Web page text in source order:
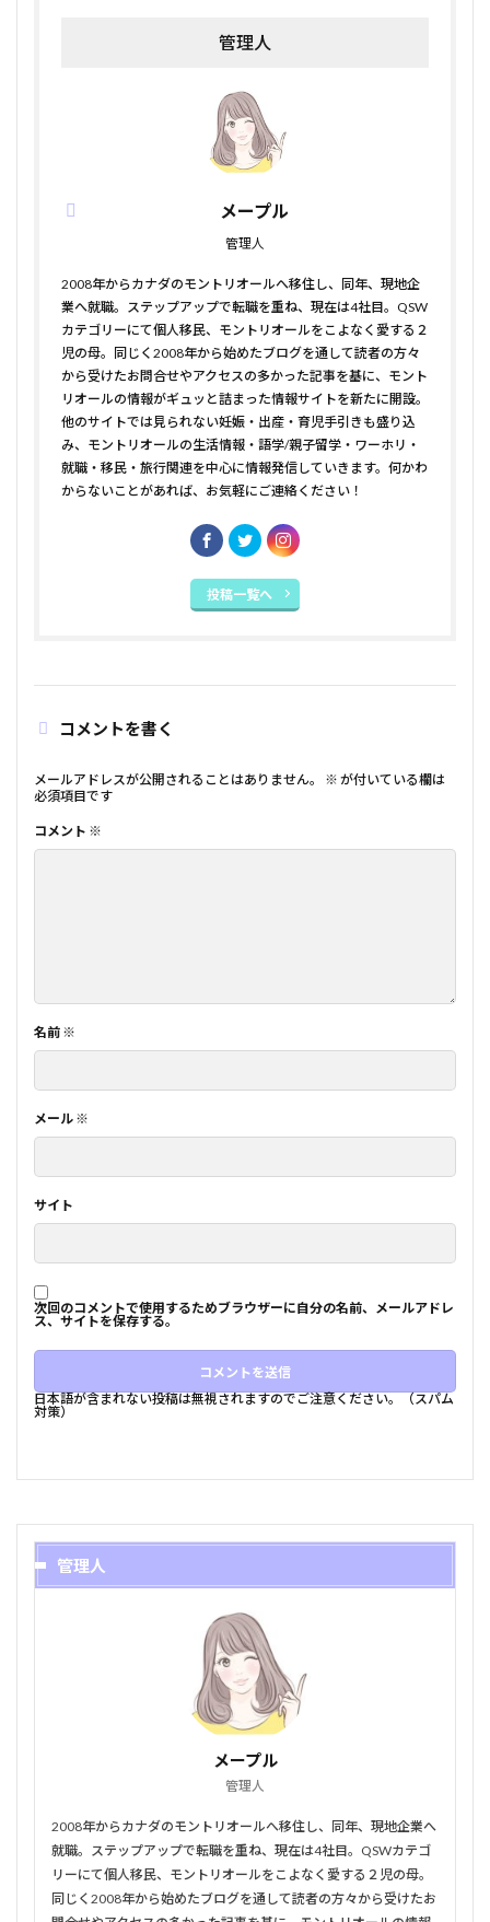
管理人
メープル
管理人
2008年からカナダのモントリオールへ移住し、同年、現地企
業へ就職。ステップアップで転職を重ね、現在は4社目。QSW
カテゴリーにて個人移民、モントリオールをこよなく愛する２
児の母。同じく2008年から始めたブログを通して読者の方々
から受けたお問合せやアクセスの多かった記事を基に、モント
リオールの情報がギュッと詰まった情報サイトを新たに開設。
他のサイトでは見られない妊娠・出産・育児手引きも盛り込
み、モントリオールの生活情報・語学/親子留学・ワーホリ・
就職・移民・旅行関連を中心に情報発信していきます。何かわ
からないことがあれば、お気軽にご連絡ください！
投稿一覧へ
コメントを書く
メールアドレスが公開されることはありません。 ※ が付いている欄は
必須項目です
コメント ※
名前 ※
メール ※
サイト
次回のコメントで使用するためブラウザーに自分の名前、メールアドレ
ス、サイトを保存する。
日本語が含まれない投稿は無視されますのでご注意ください。（スパム
対策）
管理人
メープル
管理人
2008年からカナダのモントリオールへ移住し、同年、現地企業へ
就職。ステップアップで転職を重ね、現在は4社目。QSWカテゴ
リーにて個人移民、モントリオールをこよなく愛する２児の母。
同じく2008年から始めたブログを通して読者の方々から受けたお